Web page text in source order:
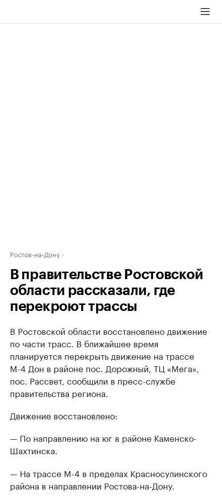
Ростов-на-Дону
В правительстве Ростовской
области рассказали, где
перекроют трассы
В Ростовской области восстановлено движение
по части трасс. В ближайшее время
планируется перекрыть движение на трассе
М-4 Дон в районе пос. Дорожный, ТЦ «Мега»,
пос. Рассвет, сообщили в пресс-службе
правительства региона.
Движение восстановлено:
— По направлению на юг в районе Каменско-
Шахтинска.
— На трассе М-4 в пределах Красносулинского
района в направлении Ростова-на-Дону.